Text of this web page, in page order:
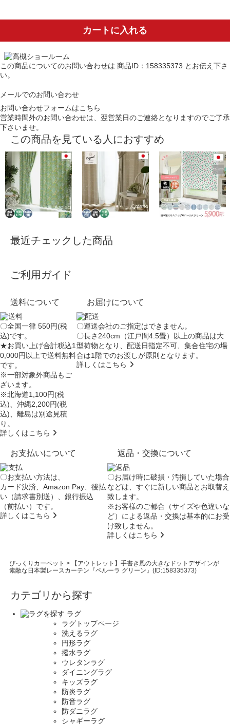
カートに入れる
この商品についてのお問い合わせは 商品ID：158335373 とお伝え下さ
い。
メールでのお問い合わせ
お問い合わせフォームはこちら
営業時間外のお問い合わせは、翌営業日のご連絡となりますのでご了承
下さいませ。
この商品を見ている人におすすめ
最近チェックした商品
ご利用ガイド
送料について
〇全国一律 550円(税
込)です。
★お買い上げ合計税込1
0,000円以上で送料無料
です。
※一部対象外商品もご
ざいます。
※北海道1,100円(税
込)、沖縄2,200円(税
込)、離島は別途見積
り。
詳しくはこちら
お届けについて
〇運送会社のご指定はできません。
〇長さ240cm（江戸間4.5畳）以上の商品は大
型荷物となり、配送日指定不可 、集合住宅の場
合は1階でのお渡しが原則となります。
詳しくはこちら
お支払いについて
〇お支払い方法は、
カード決済、Amazon Pay、後払
い（請求書別送）、銀行振込
（前払い）です。
詳しくはこちら
返品・交換について
〇お届け時に破損・汚損していた場合
などは、すぐに新しい商品とお取替え
致します。
※お客様のご都合（サイズや色違いな
ど）による返品・交換は基本的にお受
け致しません。
詳しくはこちら
びっくりカーペット >
【アウトレット】手書き風の大きなドットデザインが
素敵な日本製レースカーテン『ペルーラ グリーン』(ID:158335373)
カテゴリから探す
ラグ
ラグトップページ
洗えるラグ
円形ラグ
撥水ラグ
ウレタンラグ
ダイニングラグ
キッズラグ
防炎ラグ
防音ラグ
防ダニラグ
シャギーラグ